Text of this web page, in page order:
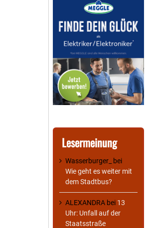
Lesermeinung
Wasserburger_
bei
Wie geht es weiter mit
dem Stadtbus?
ALEXANDRA bei 13
Uhr: Unfall auf der
Staatsstraße